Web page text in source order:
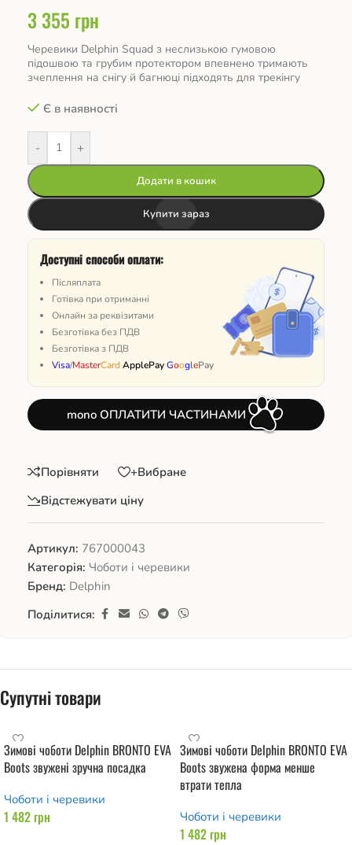
3 355 грн
Черевики Delphin Squad з неслизькою гумовою
підошвою та грубим протектором впевнено тримають
зчеплення на снігу й багнюці підходять для трекінгу
Є в наявності
- +
Додати в кошик
Купити зараз
Доступні способи оплати:
Післяплата
Готівка при отриманні
Онлайн за реквізитами
Безготівка без ПДВ
Безготівка з ПДВ
Visa/MasterCardApplePayGooglePay
mono ОПЛАТИТИ ЧАСТИНАМИ
Порівняти
+Вибране
Відстежувати ціну
Артикул: 767000043
Категорія: Чоботи і черевики
Бренд: Delphin
Поділитися:
Супутні товари
Зимові чоботи Delphin BRONTO EVA
Boots звужені зручна посадка
Чоботи і черевики
1 482грн
Зимові чоботи Delphin BRONTO EVA
Boots звужена форма менше
втрати тепла
Чоботи і черевики
1 482грн